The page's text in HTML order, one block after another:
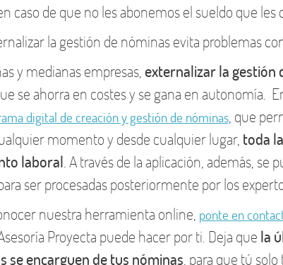
caso de que no les abonemos el sueldo que les
la gestión de nóminas evita problemas
y medianas empresas, externalizar la gestión
se ahorra en costes y se gana en autonomía.
digital de creación y gestión de nóminas, que
momento y desde cualquier lugar, toda
laboral . A través de la aplicación, además,
ser procesadas posteriormente por los
nuestra herramienta online, ponte en
Proyecta puede hacer por ti. Deja que la
se encarguen de tus nóminas , para que tú